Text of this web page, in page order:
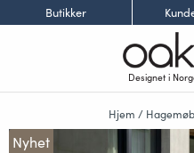
Butikker
Designet i
Hjem /
Nyhet